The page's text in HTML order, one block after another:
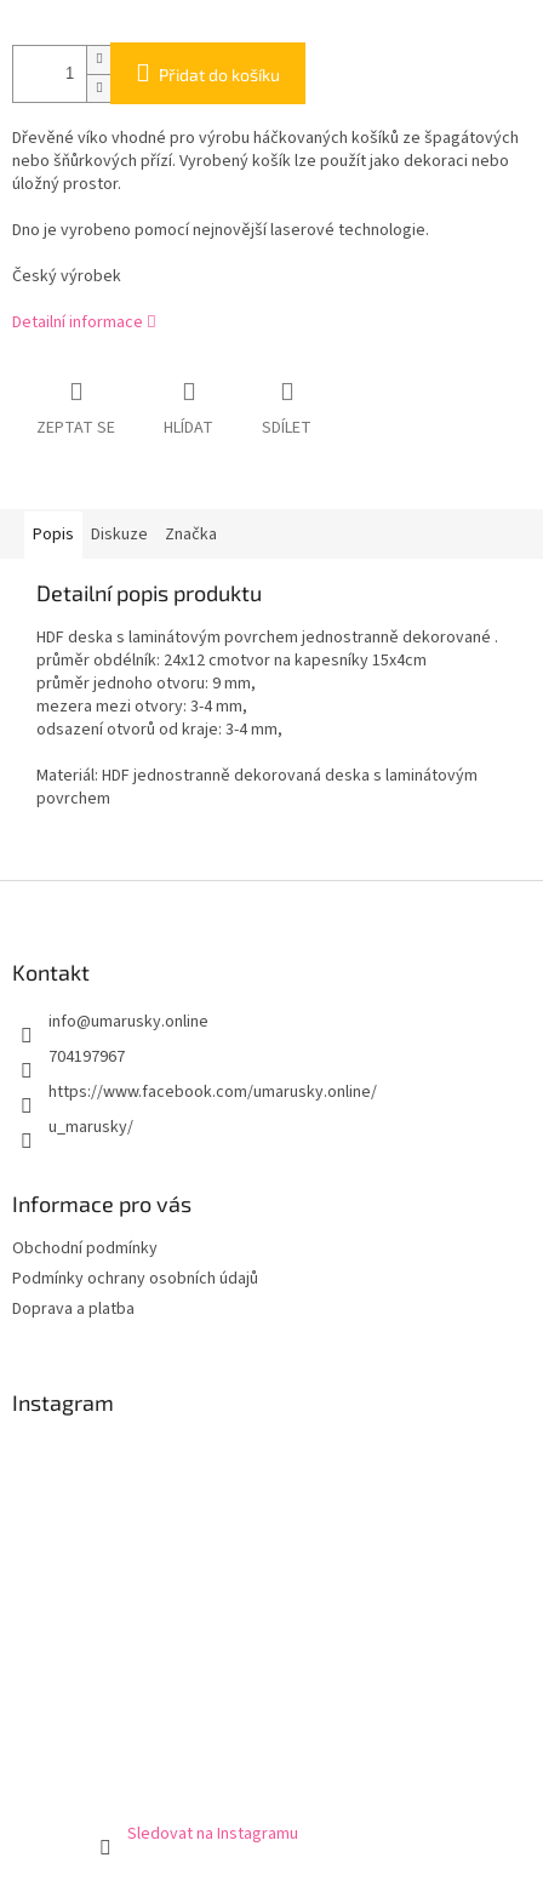
Přidat do košíku
Dřevěné víko vhodné pro výrobu háčkovaných košíků ze špagátových
nebo šňůrkových přízí. Vyrobený košík lze použít jako dekoraci nebo
úložný prostor.
Dno je vyrobeno pomocí nejnovější laserové technologie.
Český výrobek
Detailní informace
ZEPTAT SE HLÍDAT SDÍLET
Popis Diskuze Značka
Detailní popis produktu
HDF deska s laminátovým povrchem jednostranně dekorované .
průměr obdélník: 24x12 cmotvor na kapesníky 15x4cm
průměr jednoho otvoru: 9 mm,
mezera mezi otvory: 3-4 mm,
odsazení otvorů od kraje: 3-4 mm,
Materiál: HDF jednostranně dekorovaná deska s laminátovým
povrchem
Kontakt
info@umarusky.online
704197967
https://www.facebook.com/umarusky.online/
u_marusky/
Informace pro vás
Obchodní podmínky
Podmínky ochrany osobních údajů
Doprava a platba
Instagram
Sledovat na Instagramu